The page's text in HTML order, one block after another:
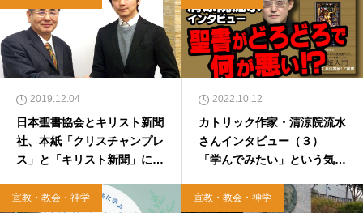
2019.12.04
日本聖書協会とキリスト新聞
社、本紙「クリスチャンプレ
ス」と「キリスト新聞」につ
2022.10.12
カトリック作家・清涼院流水
さんインタビュー（３）
「学んでみたい」という気持
宣教・教会・神学 宣教・教会・神学